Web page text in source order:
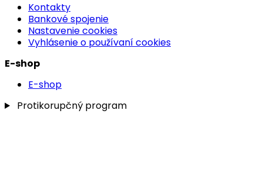
Kontakty
Bankové spojenie
Nastavenie cookies
Vyhlásenie o používaní cookies
E-shop
E-shop
Protikorupčný program